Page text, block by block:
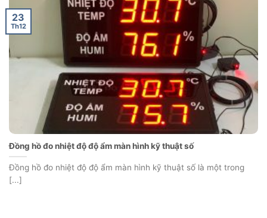
Đồng hồ đo nhiệt độ độ ẩm màn hình kỹ thuật số
Đồng hồ đo nhiệt độ độ ẩm màn hình kỹ thuật số là một trong
[...]
23
Th12